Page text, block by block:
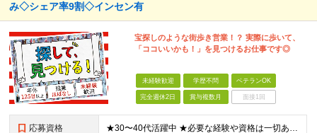
み◇シェア率9割◇インセン有
宝探しのような街歩き営業！？ 実際に歩いて、
「ココいいかも！」を見つけるお仕事です◎
未経験歓迎 学歴不問 ベテランOK
完全週休2日 賞与複数月 面接1回
応募資格 ★30〜40代活躍中 ★必要な経験や資格は一切ありません ◆未経験歓迎 ◆学歴不問 ◆基本的なPC操作ができる方 └タイピング入力、Excel・Word 簡単な資料作成など ＼こんな方はぜひご応募く